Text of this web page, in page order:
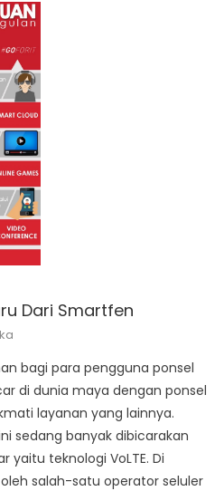
Dari Smartfen
bagi para pengguna ponsel
di dunia maya dengan ponsel
layanan yang lainnya.
sedang banyak dibicarakan
yaitu teknologi VoLTE. Di
salah-satu operator seluler